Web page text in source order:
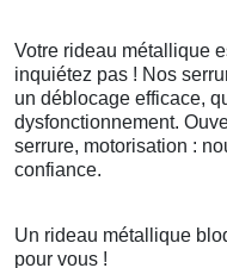
Votre rideau métallique
inquiétez pas ! Nos
un déblocage efficace,
dysfonctionnement.
serrure, motorisation :
confiance.
Un rideau métallique
pour vous !